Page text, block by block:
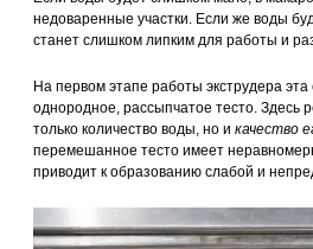
недоваренные участки. Если же воды
станет слишком липким для работы и
На первом этапе работы экструдера
однородное, рассыпчатое тесто. Здесь
только количество воды, но и качество
перемешанное тесто имеет
приводит к образованию слабой и